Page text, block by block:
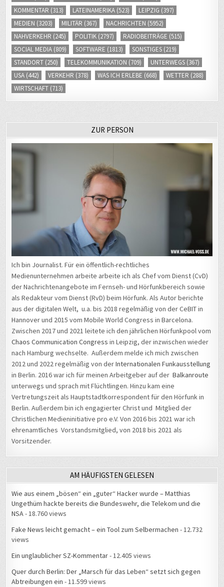
KOMMENTAR (313) LATEINAMERIKA (523) LEIPZIG (397)
MEDIEN (3203) MILITÄR (367) NACHRICHTEN (5952)
NAHVERKEHR (245) POLITIK (2797) RADIOBEITRÄGE (515)
SOCIAL MEDIA (809) SOFTWARE (1813) SONSTIGES (219)
STANDORT (250) TELEKOMMUNIKATION (709) UNTERWEGS (367)
USA (442) VERKEHR (378) WAS ICH ERLEBE (668) WETTER (288)
WIRTSCHAFT (713)
ZUR PERSON
Ich bin Journalist. Für ein öffentlich-rechtliches
Medienunternehmen arbeite arbeite ich als Chef vom Dienst (CvD)
der Nachrichtenangebote im Fernseh- und Hörfunkbereich sowie
als Redakteur vom Dienst (RvD) beim Hörfunk. Als Autor berichte
aus der digitalen Welt, u.a. bis 2018 regelmäßig von der CeBIT in
Hannover und 2015 vom Mobile World Congress in Barcelona.
Zwischen 2017 und 2021 leitete ich den jährlichen Hörfunkpool vom
Chaos Communication Congress in Leipzig, der inzwischen wieder
nach Hamburg wechselte. Außerdem melde ich mich zwischen
2012 und 2022 regelmäßig von derInternationalen Funkausstellung
in Berlin. 2016 war ich für meinen Arbeitgeber auf derBalkanroute
unterwegs und sprach mit Flüchtlingen. Hinzu kam eine
Vertretungszeit als Hauptstadtkorrespondent für den Hörfunk in
Berlin. Außerdem bin ich engagierter Christ und Mitglied der
Christlichen Medieninitiative pro e.V. Von 2016 bis 2021 war ich
ehrenamtliches Vorstandsmitglied, von 2018 bis 2021 als
Vorsitzender.
AM HÄUFIGSTEN GELESEN
Wie aus einem „bösen“ ein „guter“ Hacker wurde – Matthias
Ungethüm hackte bereits die Bundeswehr, die Telekom und die
NSA- 18.760 views
Fake News leicht gemacht – ein Tool zum Selbermachen - 12.732
views
Ein unglaublicher SZ-Kommentar- 12.405 views
Quer durch Berlin: Der „Marsch für das Leben“ setzt sich gegen
Abtreibungen ein - 11.599 views